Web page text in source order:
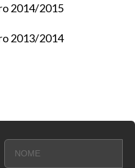
2014/2015
2013/2014